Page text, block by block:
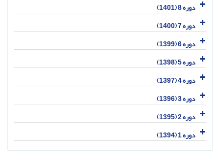
دوره 8 (1401)
دوره 7 (1400)
دوره 6 (1399)
دوره 5 (1398)
دوره 4 (1397)
دوره 3 (1396)
دوره 2 (1395)
دوره 1 (1394)